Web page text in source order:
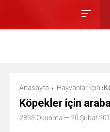
Anasayfa › Hayvanlar İçin ›
Köpekler için araba
2853 Okunma — 20 Şubat